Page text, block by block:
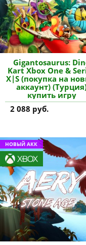
Gigantosaurus:
Kart Xbox One &
X|S (покупка на
аккаунт)
купить игру
2 088 руб.
НОВЫЙ АКК